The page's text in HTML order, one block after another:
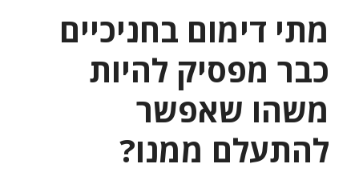
מתי דימום בחניכיים
כבר מפסיק להיות
משהו שאפשר
להתעלם ממנו?